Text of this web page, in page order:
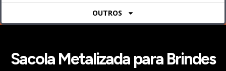
OUTROS
Sacola Metalizada para Brindes